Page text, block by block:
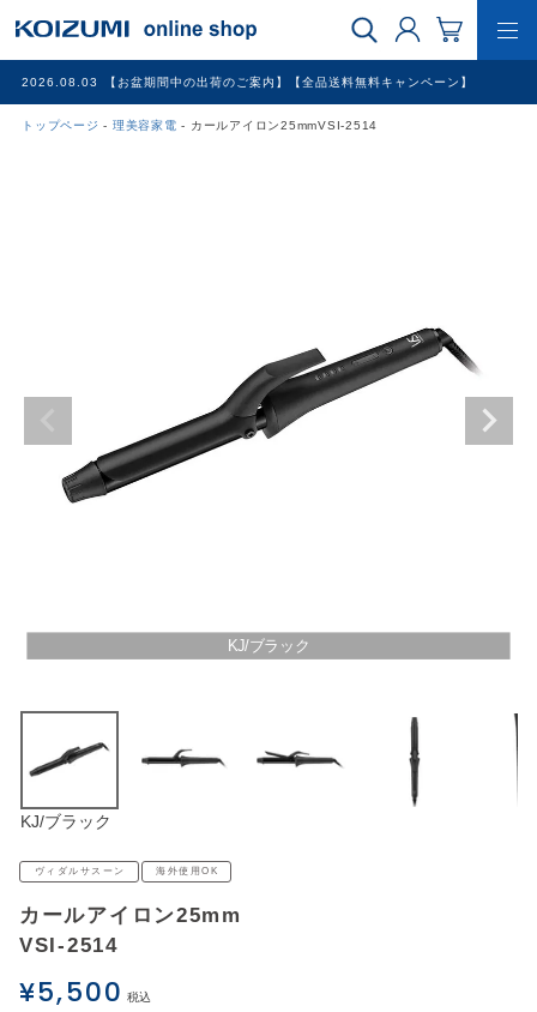
2026.08.03 【お盆期間中の出荷のご案内】【全品送料無料キャンペーン】
トップページ 理美容家電 カールアイロン25mmVSI-2514
その他
ブログ
KJ/ブラック
KJ/ブラック
ヴィダルサスーン 海外使用OK
カールアイロン25mm
VSI-2514
¥5,500 税込